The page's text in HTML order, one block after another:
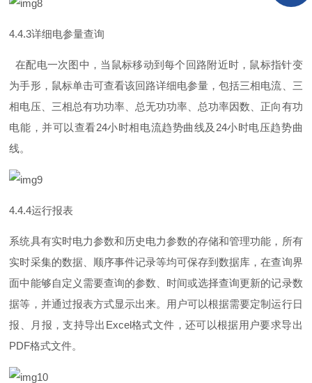
4.4.3详细电参量查询
在配电一次图中，当鼠标移动到每个回路附近时，鼠标指针变
为手形，鼠标单击可查看该回路详细电参量，包括三相电流、三
相电压、三相总有功功率、总无功功率、总功率因数、正向有功
电能，并可以查看24小时相电流趋势曲线及 24小时电压趋势曲
线。
4.4.4运行报表
系统具有实时电力参数和历史电力参数的存储和管理功能，所有
实时采集的数据、顺序事件记录等均可保存到数据库，在查询界
面中能够自定义需要查询的参数、时间或选择查询更新的记录数
据等，并通过报表方式显示出来。用户可以根据需要定制运行日
报、月报，支持导出 Excel格式文件，还可以根据用户要求导出
PDF格式文件。